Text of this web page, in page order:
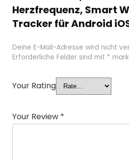
Herzfrequenz, Smart
Tracker für Android
Deine E-Mail-Adresse wird nicht
Erforderliche Felder sind mit *
Your Rating
Your Review *